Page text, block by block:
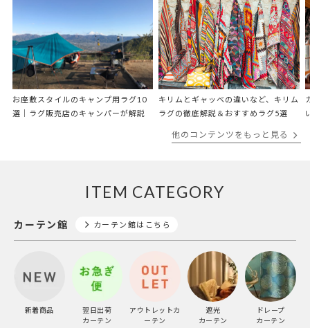
お座敷スタイルのキャンプ用ラグ10
選｜ラグ販売店のキャンパーが解説
キリムとギャッベの違いなど、キリム
ラグの徹底解説＆おすすめラグ5選
他のコンテンツをもっと見る
ITEM CATEGORY
カーテン館 カーテン館はこちら
新着商品
翌日出荷
カーテン
アウトレットカ
ーテン
遮光
カーテン
ドレープ
カーテン